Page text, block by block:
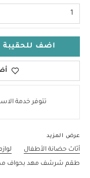
1
اضف للحقيبة
تتوفر خدمة
عرض المزيد
أثاث حضانة الأطفال
طقم شرشف مهد بحواف